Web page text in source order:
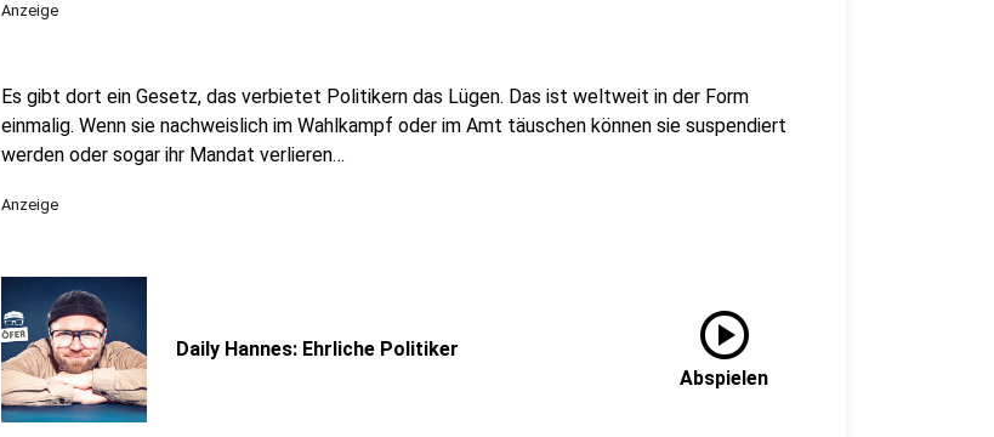
Anzeige
Es gibt dort ein Gesetz, das verbietet Politikern das Lügen. Das ist weltweit in der Form
einmalig. Wenn sie nachweislich im Wahlkampf oder im Amt täuschen können sie suspendiert
werden oder sogar ihr Mandat verlieren…
Anzeige
Daily Hannes: Ehrliche Politiker play_circle
Abspielen